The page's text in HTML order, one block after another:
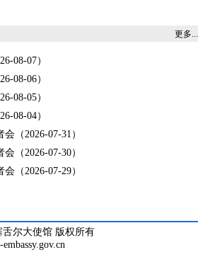
更多...
08-07）
08-06）
08-05）
08-04）
会（2026-07-31）
会（2026-07-30）
会（2026-07-29）
尔大使馆 版权所有